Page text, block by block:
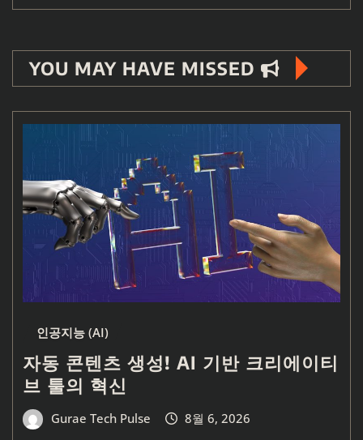
YOU MAY HAVE MISSED
인공지능 (AI)
자동 콘텐츠 생성! AI 기반 크리에이티
브 툴의 혁신
Gurae Tech Pulse 8월 6, 2026